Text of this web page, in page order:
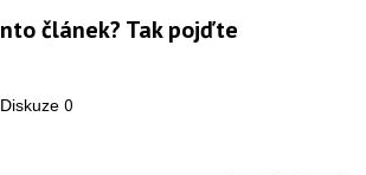
článek? Tak pojďte
Diskuze 0